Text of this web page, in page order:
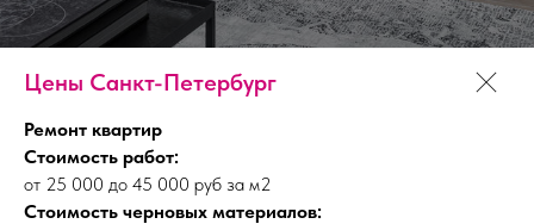
Цены Санкт-Петербург
Ремонт квартир
Стоимость работ:
от 25 000 до 45 000 руб за м2
Стоимость черновых материалов: